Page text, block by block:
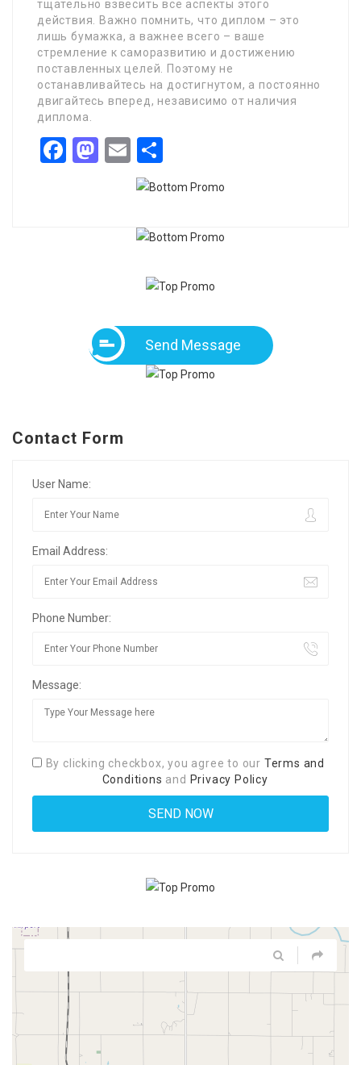
тщательно взвесить все аспекты этого
действия. Важно помнить, что диплом – это
лишь бумажка, а важнее всего – ваше
стремление к саморазвитию и достижению
поставленных целей. Поэтому не
останавливайтесь на достигнутом, а постоянно
двигайтесь вперед, независимо от наличия
диплома.
Facebook
Mastodon
Email
Send Message
Contact Form
User Name:
Email Address:
Phone Number:
Message:
By clicking checkbox, you agree to our Terms and
Conditions and Privacy Policy